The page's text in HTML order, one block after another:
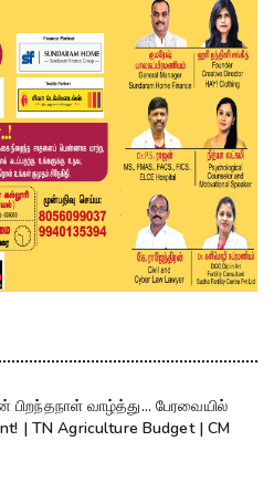
பிறந்தநாள் வாழ்த்து... பேரவையில்
| TN Agriculture Budget | CM